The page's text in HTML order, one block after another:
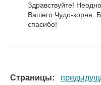
Здравствуйте!
Вашего Чудо-корня.
спасибо!
Страницы: